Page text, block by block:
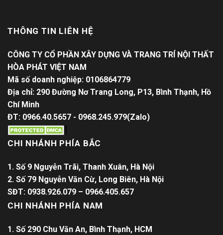
THÔNG TIN LIÊN HỆ
CÔNG TY CỔ PHẦN XÂY DỰNG VÀ TRANG TRÍ NỘI THẤT
HÒA PHÁT VIỆT NAM
Mã số doanh nghiệp: 0106864779
Địa chỉ: 290 Đường Nơ Trang Long, P13, Bình Thạnh, Hồ
Chí Minh
ĐT: 0966.40.5657 - 0968.245.979(Zalo)
CHI NHÁNH PHÍA BẮC
1. Số 9 Nguyễn Trãi, Thanh Xuân, Hà Nội
2. Số 79 Nguyễn Văn Cừ, Long Biên, Hà Nội
SĐT: 0938.926.079 – 0966.405.657
CHI NHÁNH PHÍA NAM
1. Số 290 Chu Văn An, Bình Thạnh, HCM